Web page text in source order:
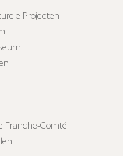
Projecten
Franche-Comté